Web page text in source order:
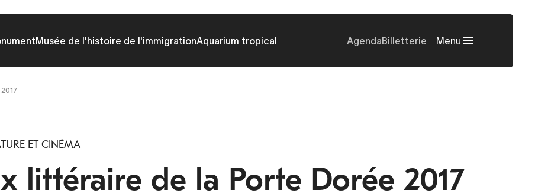
Musée de l'histoire de l'immigrationAquarium tropical AgendaBilletterie Menu
ET CINÉMA
littéraire de la Porte Dorée 2017